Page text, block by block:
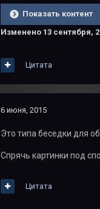
Показать контент
Изменено 13 сентября,
Цитата
6 июня, 2015
Это типа беседки для
Спрячь картинки под
Цитата